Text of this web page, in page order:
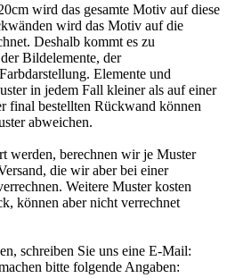
wird das gesamte Motiv auf diese
wird das Motiv auf die
Deshalb kommt es zu
Bildelemente, der
Elemente und
in jedem Fall kleiner als auf einer
final bestellten Rückwand können
abweichen.
werden, berechnen wir je Muster
die wir aber bei einer
Weitere Muster kosten
können aber nicht verrechnet
schreiben Sie uns eine E-Mail:
bitte folgende Angaben: